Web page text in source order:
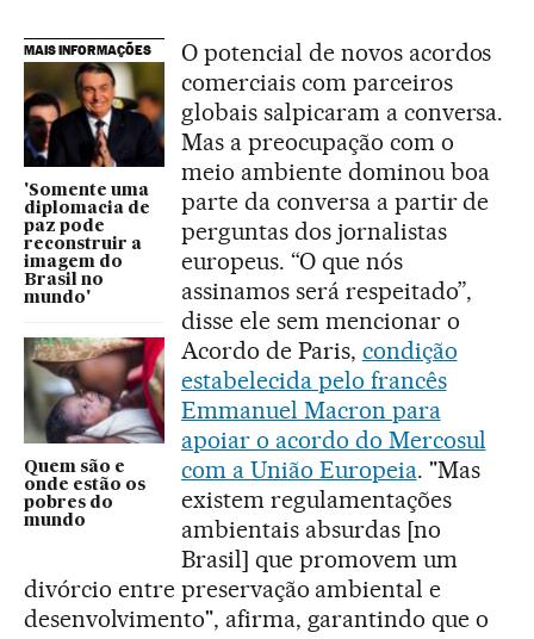
MAIS INFORMAÇÕES
'Somente uma
diplomacia de
paz pode
reconstruir a
imagem do
Brasil no
mundo'
Quem são e
onde estão os
pobres do
mundo
O potencial de novos acordos
comerciais com parceiros
globais salpicaram a conversa.
Mas a preocupação com o
meio ambiente dominou boa
parte da conversa a partir de
perguntas dos jornalistas
europeus. “O que nós
assinamos será respeitado”,
disse ele sem mencionar o
Acordo de Paris, condição
estabelecida pelo francês
Emmanuel Macron para
apoiar o acordo do Mercosul
com a União Europeia. "Mas
existem regulamentações
ambientais absurdas [no
Brasil] que promovem um
divórcio entre preservação ambiental e
desenvolvimento", afirma, garantindo que o